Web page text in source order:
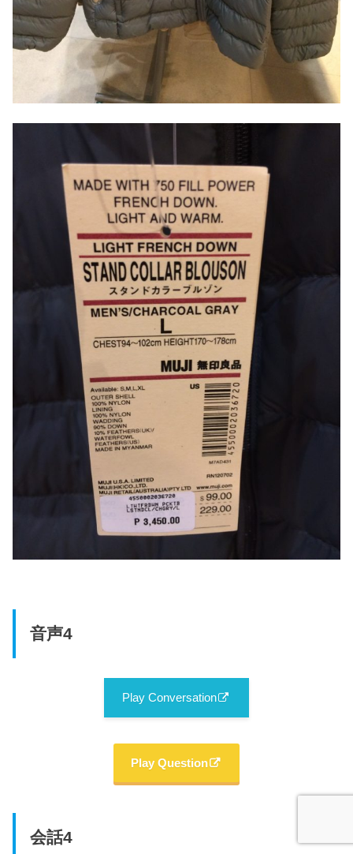
音声4
Play Conversation
Play Question
会話4